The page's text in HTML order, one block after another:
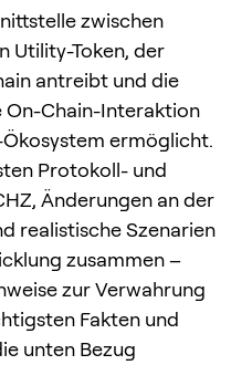
zwischen
Utility-Token, der
antreibt und die
On-Chain-Interaktion
ermöglicht.
Protokoll- und
Änderungen an der
realistische Szenarien
zusammen –
zur Verwahrung
Fakten und
unten Bezug